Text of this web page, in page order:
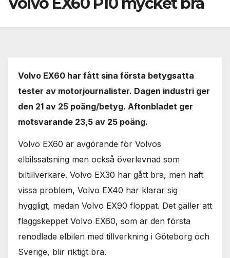
Volvo EX60 har fått sina första betygsatta
tester av motorjournalister. Dagen industri ger
den 21 av 25 poäng/betyg. Aftonbladet ger
motsvarande 23,5 av 25 poäng.
Volvo EX60 är avgörande för Volvos
elbilssatsning men också överlevnad som
biltillverkare. Volvo EX30 har gått bra, men haft
vissa problem, Volvo EX40 har klarar sig
hyggligt, medan Volvo EX90 floppat. Det gäller att
flaggskeppet Volvo EX60, som är den första
renodlade elbilen med tillverkning i Göteborg och
Sverige, blir riktigt bra.